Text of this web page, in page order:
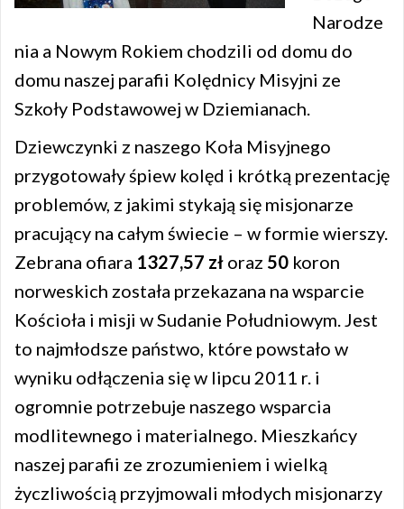
Narodze
nia a Nowym Rokiem chodzili od domu do
domu naszej parafii Kolędnicy Misyjni ze
Szkoły Podstawowej w Dziemianach.
Dziewczynki z naszego Koła Misyjnego
przygotowały śpiew kolęd i krótką prezentację
problemów, z jakimi stykają się misjonarze
pracujący na całym świecie – w formie wierszy.
Zebrana ofiara 1327,57 zł oraz 50 koron
norweskich została przekazana na wsparcie
Kościoła i misji w Sudanie Południowym. Jest
to najmłodsze państwo, które powstało w
wyniku odłączenia się w lipcu 2011 r. i
ogromnie potrzebuje naszego wsparcia
modlitewnego i materialnego. Mieszkańcy
naszej parafii ze zrozumieniem i wielką
życzliwością przyjmowali młodych misjonarzy